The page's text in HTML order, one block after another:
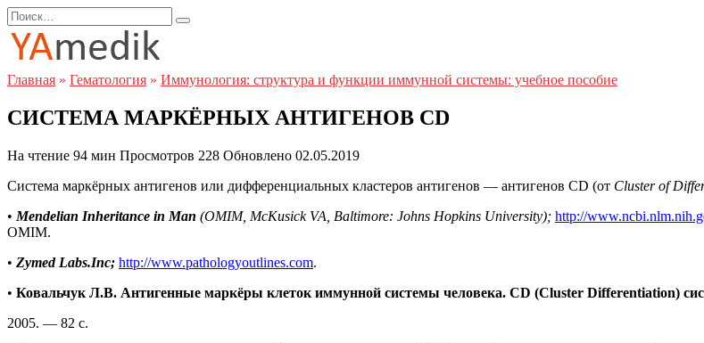
Перейти
к
содержанию
Search
for:
Главная » Гематология » Иммунология: структура и функции иммунной системы: учебное пособие
СИСТЕМА МАРКЁРНЫХ АНТИГЕНОВ CD
На чтение 94 мин Просмотров 228 Обновлено 02.05.2019
Система маркёрных антигенов или дифференциальных кластеров антигенов — антигенов CD (от Cluster of
• Mendelian Inheritance in Man (OMIM, McKusick VA, Baltimore: Johns Hopkins University); http://
OMIM.
• Zymed Labs.Inc; http://www.pathologyoutlines.com.
• Ковальчук Л.В. Антигенные маркёры клеток иммунной системы человека. CD (Cluster Differentiation)
2005. — 82 с.